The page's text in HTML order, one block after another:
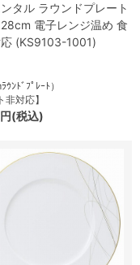
タル ラウンドプレート
電子レンジ温め 食
(KS9103-1001)
ｳﾝﾄﾞﾌﾟﾚｰﾄ）
非対応】
(税込)